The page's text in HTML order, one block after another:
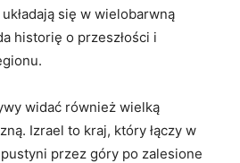
się w wielobarwną
historię o przeszłości i
widać również wielką
Izrael to kraj, który łączy w
przez góry po zalesione